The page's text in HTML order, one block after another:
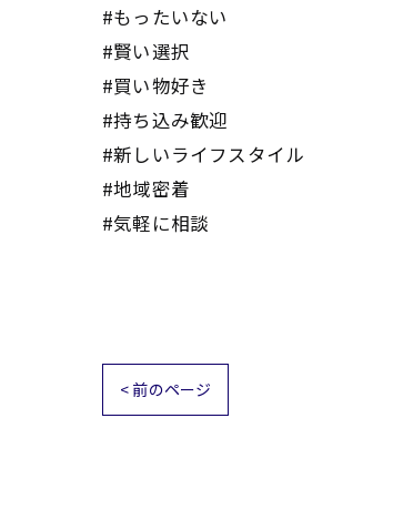
#もったいない
#賢い選択
#買い物好き
#持ち込み歓迎
#新しいライフスタイル
#地域密着
#気軽に相談
< 前のページ